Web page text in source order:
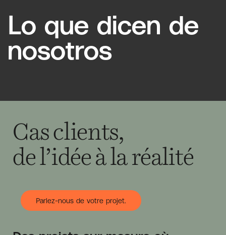
Lo que dicen de
nosotros
Cas clients,
de l’idée à la réalité
Parlez-nous de votre projet.